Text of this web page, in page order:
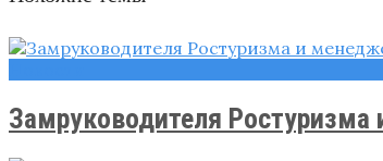
Замруководителя